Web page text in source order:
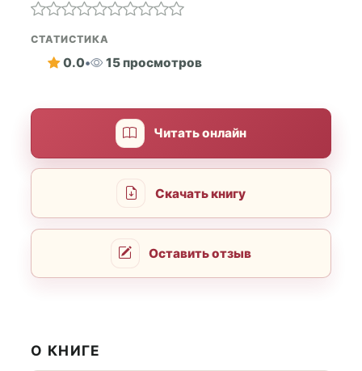
СТАТИСТИКА
0.0• 15 просмотров
Читать онлайн
Скачать книгу
Оставить отзыв
О КНИГЕ